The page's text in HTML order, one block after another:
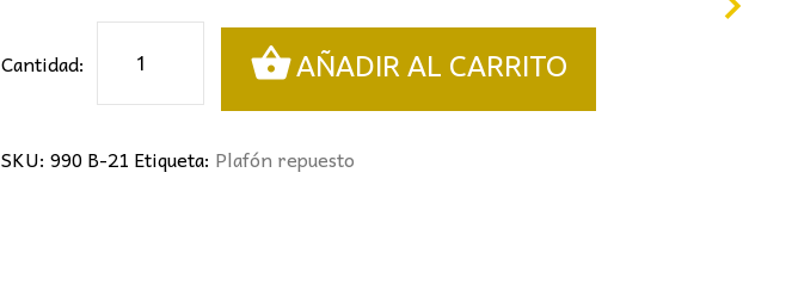
Cantidad:
plafón
AÑADIR AL CARRITO
SKU: 990 B-21 Etiqueta: Plafón repuesto